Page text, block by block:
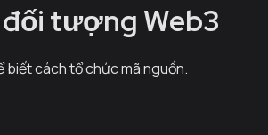
tượng Web3
biết cách tổ chức mã nguồn.